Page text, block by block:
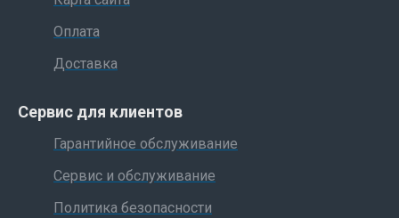
Оплата
Доставка
Сервис для клиентов
Гарантийное обслуживание
Сервис и обслуживание
Политика безопасности